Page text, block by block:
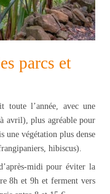
parcs et
toute l’année, avec une
avril), plus agréable pour
une végétation plus dense
hibiscus).
midi pour éviter la
8h et 9h et ferment vers